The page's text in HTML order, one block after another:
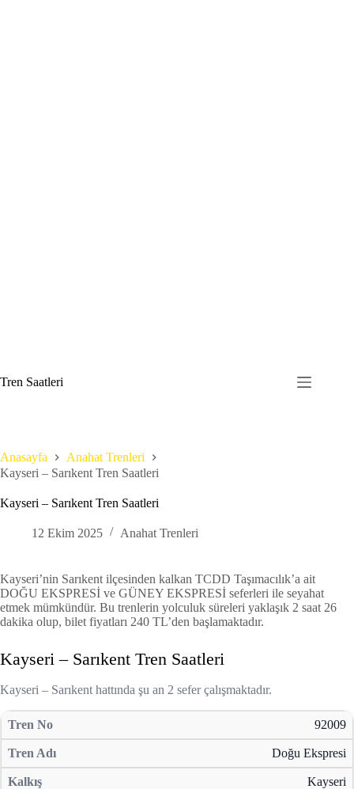
to
content
Tren Saatleri
Anasayfa
Anahat Trenleri
Kayseri – Sarıkent Tren Saatleri
Kayseri – Sarıkent Tren Saatleri
12 Ekim 2025 Anahat Trenleri
Kayseri’nin Sarıkent ilçesinden kalkan TCDD Taşımacılık’a ait
DOĞU EKSPRESİ ve GÜNEY EKSPRESİ seferleri ile seyahat
etmek mümkündür. Bu trenlerin yolculuk süreleri yaklaşık 2 saat 26
dakika olup, bilet fiyatları 240 TL’den başlamaktadır.
Kayseri – Sarıkent Tren Saatleri
Kayseri – Sarıkent hattında şu an 2 sefer çalışmaktadır.
92009
Doğu Ekspresi
Kayseri